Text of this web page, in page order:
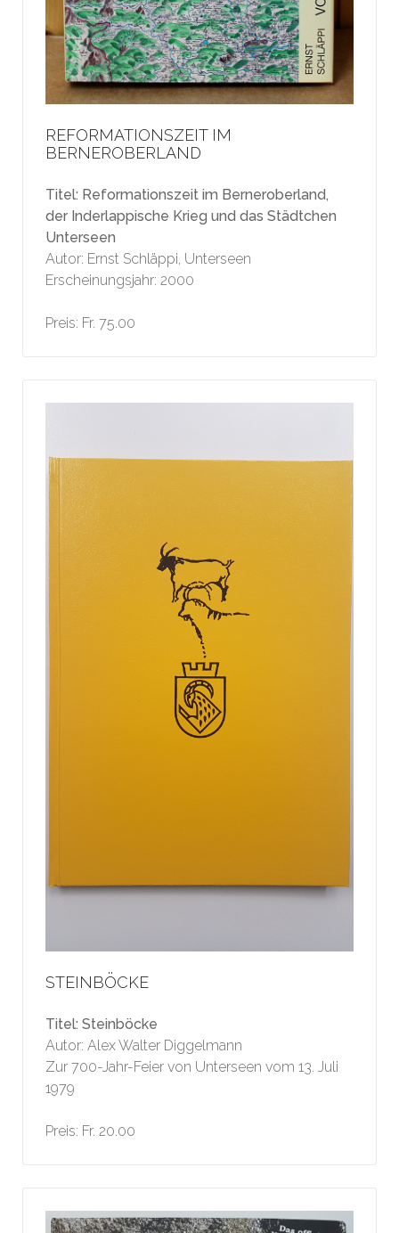
REFORMATIONSZEIT IM
BERNEROBERLAND
Titel: Reformationszeit im Berneroberland,
der Inderlappische Krieg und das Städtchen
Unterseen
Autor: Ernst Schläppi, Unterseen
Erscheinungsjahr: 2000
Preis: Fr. 75.00
STEINBÖCKE
Titel: Steinböcke
Autor: Alex Walter Diggelmann
Zur 700-Jahr-Feier von Unterseen vom 13. Juli
1979
Preis: Fr. 20.00